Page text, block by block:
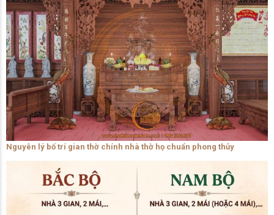
Nguyên lý bố trí gian thờ chính nhà thờ họ chuẩn phong thủy